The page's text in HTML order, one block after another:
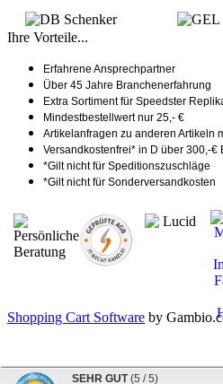
Ihre Vorteile...
Erfahrene Ansprechpartner
Über 45 Jahre Branchenerfahrung
Extra Sortiment für Speedster
Mindestbestellwert nur 25,- €
Artikelanfragen zu anderen Artikeln
Versandkostenfrei* in D über 300,-€
*Gilt nicht für Speditionszuschläge
*Gilt nicht für Sonderversandkosten
Shopping Cart Software by
SEHR GUT (5 / 5)